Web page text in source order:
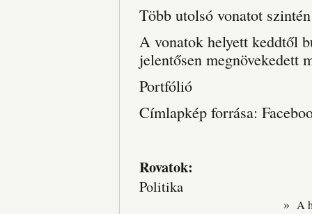
Több utolsó vonatot
A vonatok helyett keddtől
jelentősen megnövekedett
Portfólió
Címlapkép forrása:
Rovatok:
Politika
» A